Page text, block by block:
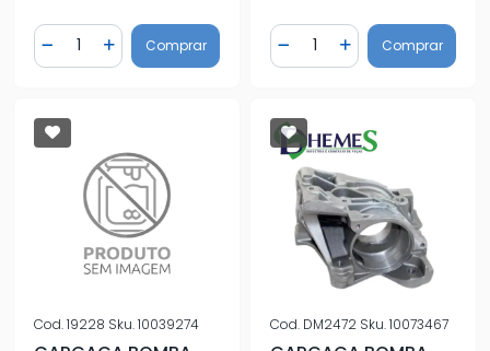
Diminuir Quantidade
Quantidade
Adicionar Quantidade
Comprar Diminuir Quantidade
Quantidade
AdicionarComprar
Cod.19228 Sku.10039274 Cod. DM2472 Sku.10073467